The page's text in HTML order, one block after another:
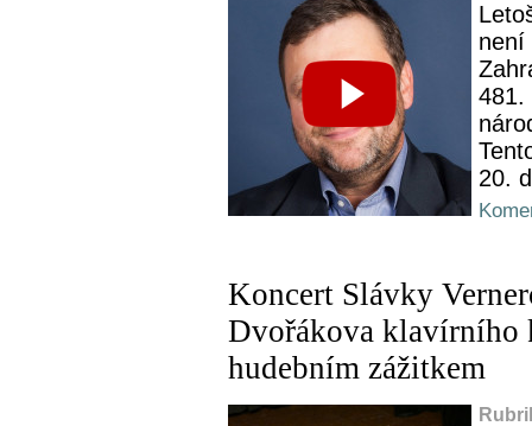
není
481.
20.
Koncert Slávky
Dvořákova klavírního
hudebním zážitkem